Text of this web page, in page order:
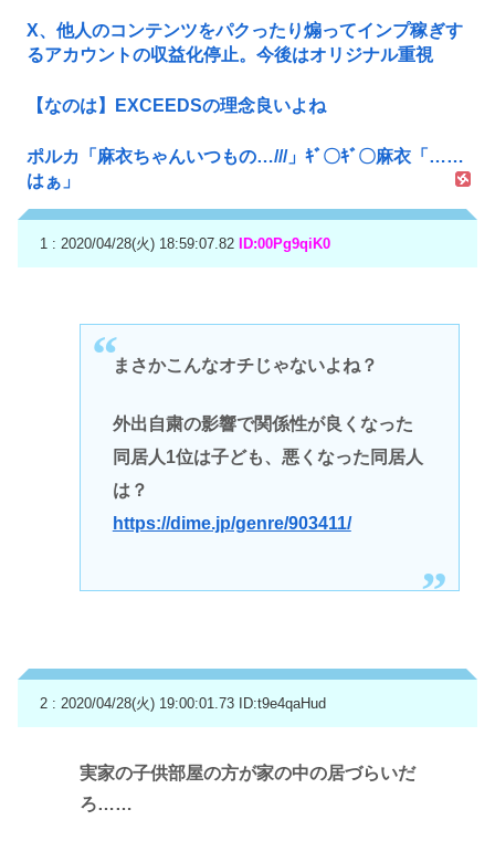
X、他人のコンテンツをパクったり煽ってインプ稼ぎす
るアカウントの収益化停止。今後はオリジナル重視
【なのは】EXCEEDSの理念良いよね
ポルカ「麻衣ちゃんいつもの…///」ｷﾞ〇ｷﾞ〇麻衣「……
はぁ」
1 : 2020/04/28(火) 18:59:07.82 ID:00Pg9qiK0
まさかこんなオチじゃないよね？
外出自粛の影響で関係性が良くなった
同居人1位は子ども、悪くなった同居人
は？
https://dime.jp/genre/903411/
2 : 2020/04/28(火) 19:00:01.73 ID:t9e4qaHud
実家の子供部屋の方が家の中の居づらいだ
ろ……